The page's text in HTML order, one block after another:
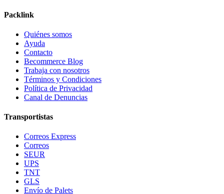
Packlink
Quiénes somos
Ayuda
Contacto
Becommerce Blog
Trabaja con nosotros
Términos y Condiciones
Política de Privacidad
Canal de Denuncias
Transportistas
Correos Express
Correos
SEUR
UPS
TNT
GLS
Envío de Palets